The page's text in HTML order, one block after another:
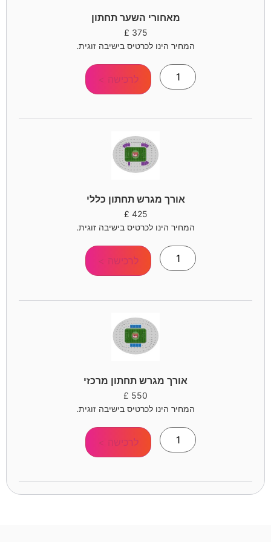
מאחורי השער תחתון
375
£
המחיר הינו לכרטיס בישיבה זוגית.
לרכישה >
אורך מגרש תחתון כללי
425
£
המחיר הינו לכרטיס בישיבה זוגית.
לרכישה >
אורך מגרש תחתון מרכזי
550
£
המחיר הינו לכרטיס בישיבה זוגית.
לרכישה >